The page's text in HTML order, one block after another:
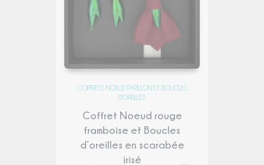
COFFRETS NOEUD PAPILLON ET BOUCLES
D'OREILLES
Coffret Noeud rouge
framboise et Boucles
d’oreilles en scarabée
irisé